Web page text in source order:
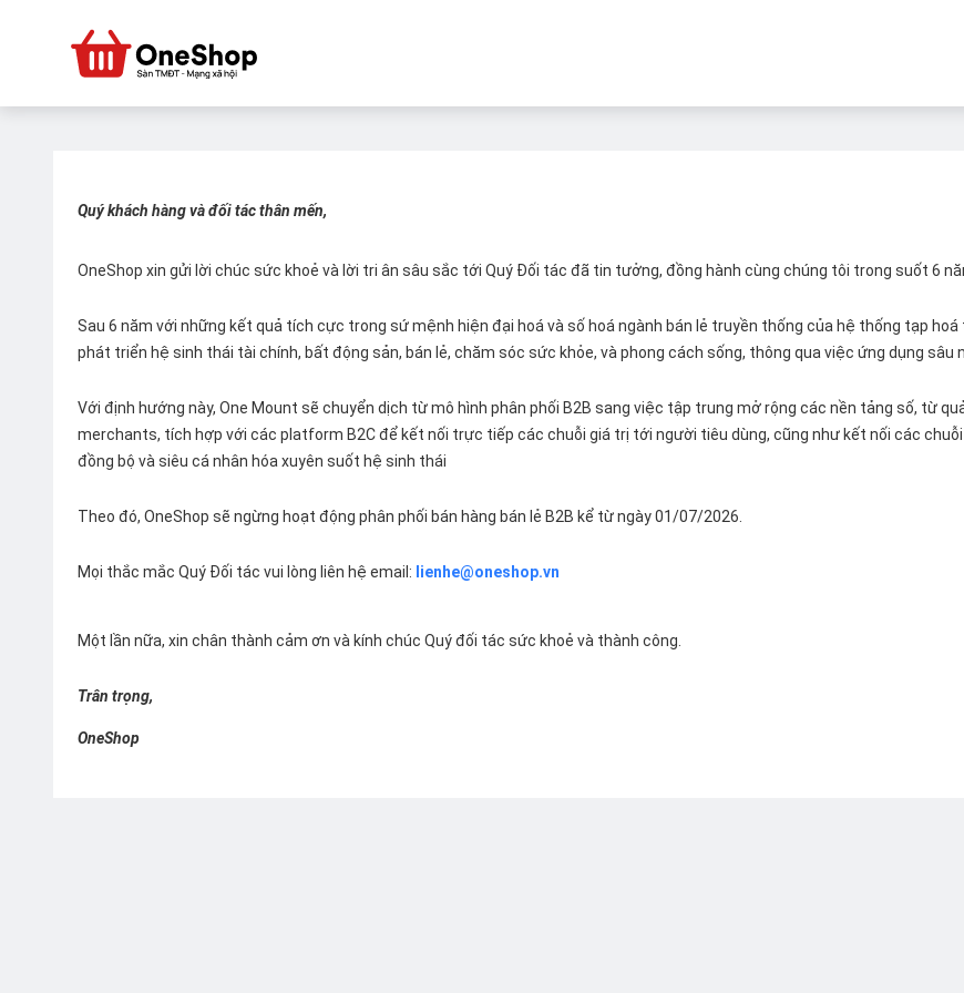
Quý khách hàng và đối tác thân mến,
OneShop xin gửi lời chúc sức khoẻ và lời tri ân sâu sắc tới Quý Đối tác đã tin tưởng, đồng hành cùng chúng tôi trong suốt 6
Sau 6 năm với những kết quả tích cực trong sứ mệnh hiện đại hoá và số hoá ngành bán lẻ truyền thống của hệ thống tạp
phát triển hệ sinh thái tài chính, bất động sản, bán lẻ, chăm sóc sức khỏe, và phong cách sống, thông qua việc ứng dụng sâu
Với định hướng này, One Mount sẽ chuyển dịch từ mô hình phân phối B2B sang việc tập trung mở rộng các nền tảng số, từ
merchants, tích hợp với các platform B2C để kết nối trực tiếp các chuỗi giá trị tới người tiêu dùng, cũng như kết nối các
đồng bộ và siêu cá nhân hóa xuyên suốt hệ sinh thái
Theo đó, OneShop sẽ ngừng hoạt động phân phối bán hàng bán lẻ B2B kể từ ngày 01/07/2026.
Mọi thắc mắc Quý Đối tác vui lòng liên hệ email: lienhe@oneshop.vn
Một lần nữa, xin chân thành cảm ơn và kính chúc Quý đối tác sức khoẻ và thành công.
Trân trọng,
OneShop